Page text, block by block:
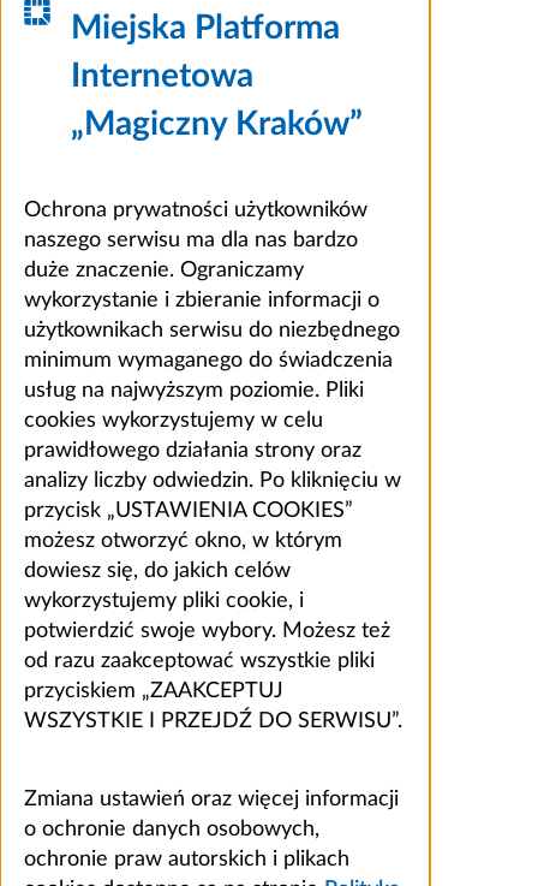
Miejska Platforma
Internetowa
„Magiczny Kraków”
Ochrona prywatności użytkowników
naszego serwisu ma dla nas bardzo
duże znaczenie. Ograniczamy
wykorzystanie i zbieranie informacji o
użytkownikach serwisu do niezbędnego
minimum wymaganego do świadczenia
usług na najwyższym poziomie. Pliki
cookies wykorzystujemy w celu
prawidłowego działania strony oraz
analizy liczby odwiedzin. Po kliknięciu w
przycisk „USTAWIENIA COOKIES”
możesz otworzyć okno, w którym
dowiesz się, do jakich celów
wykorzystujemy pliki cookie, i
potwierdzić swoje wybory. Możesz też
od razu zaakceptować wszystkie pliki
przyciskiem „ZAAKCEPTUJ
WSZYSTKIE I PRZEJDŹ DO SERWISU”.
Zmiana ustawień oraz więcej informacji
o ochronie danych osobowych,
ochronie praw autorskich i plikach